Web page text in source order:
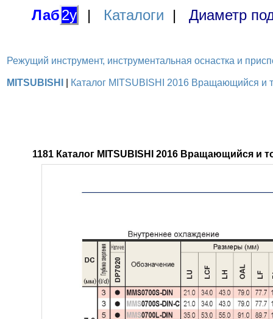
Лаб2у | Каталоги | Диаметр
Режущий инструмент, инструментальная оснастка и
MITSUBISHI Каталог MITSUBISHI 2016 Вращающийся и
1181 Каталог MITSUBISHI 2016 Вращающийся и